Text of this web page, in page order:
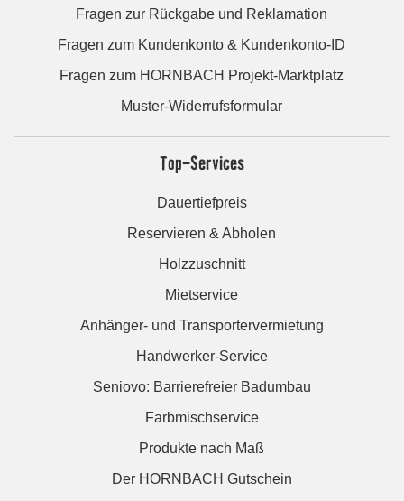
Fragen zur Rückgabe und Reklamation
Fragen zum Kundenkonto & Kundenkonto-ID
Fragen zum HORNBACH Projekt-Marktplatz
Muster-Widerrufsformular
Top-Services
Dauertiefpreis
Reservieren & Abholen
Holzzuschnitt
Mietservice
Anhänger- und Transportervermietung
Handwerker-Service
Seniovo: Barrierefreier Badumbau
Farbmischservice
Produkte nach Maß
Der HORNBACH Gutschein